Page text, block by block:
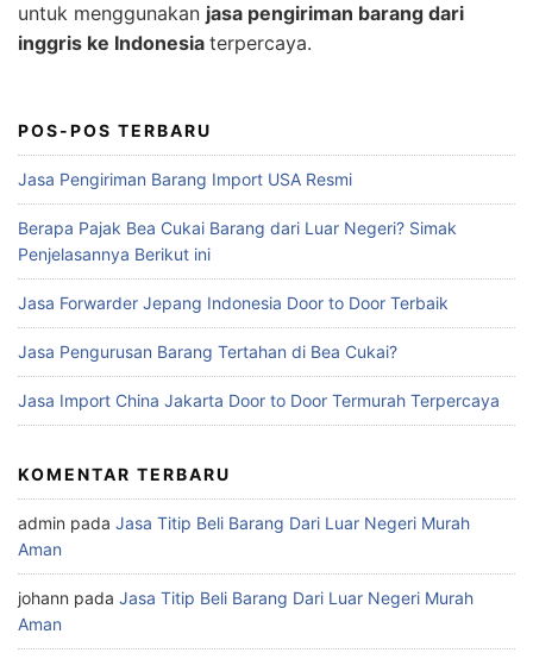
untuk menggunakan jasa pengiriman barang dari
inggris ke Indonesia terpercaya.
POS-POS TERBARU
Jasa Pengiriman Barang Import USA Resmi
Berapa Pajak Bea Cukai Barang dari Luar Negeri? Simak
Penjelasannya Berikut ini
Jasa Forwarder Jepang Indonesia Door to Door Terbaik
Jasa Pengurusan Barang Tertahan di Bea Cukai?
Jasa Import China Jakarta Door to Door Termurah Terpercaya
KOMENTAR TERBARU
admin pada Jasa Titip Beli Barang Dari Luar Negeri Murah
Aman
johann pada Jasa Titip Beli Barang Dari Luar Negeri Murah
Aman